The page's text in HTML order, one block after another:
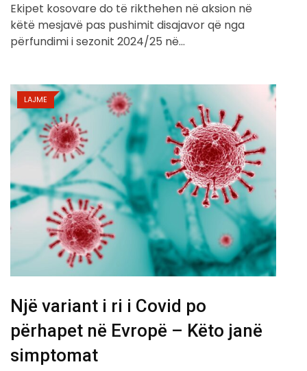
Ekipet kosovare do të rikthehen në aksion në
këtë mesjavë pas pushimit disajavor që nga
përfundimi i sezonit 2024/25 në…
LAJME
Një variant i ri i Covid po
përhapet në Evropë – Këto janë
simptomat